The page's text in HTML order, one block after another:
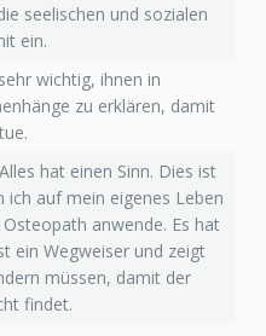
seelischen und sozialen
ein.
wichtig, ihnen in
zu erklären, damit
hat einen Sinn. Dies ist
auf mein eigenes Leben
anwende. Es hat
ein Wegweiser und zeigt
müssen, damit der
findet.